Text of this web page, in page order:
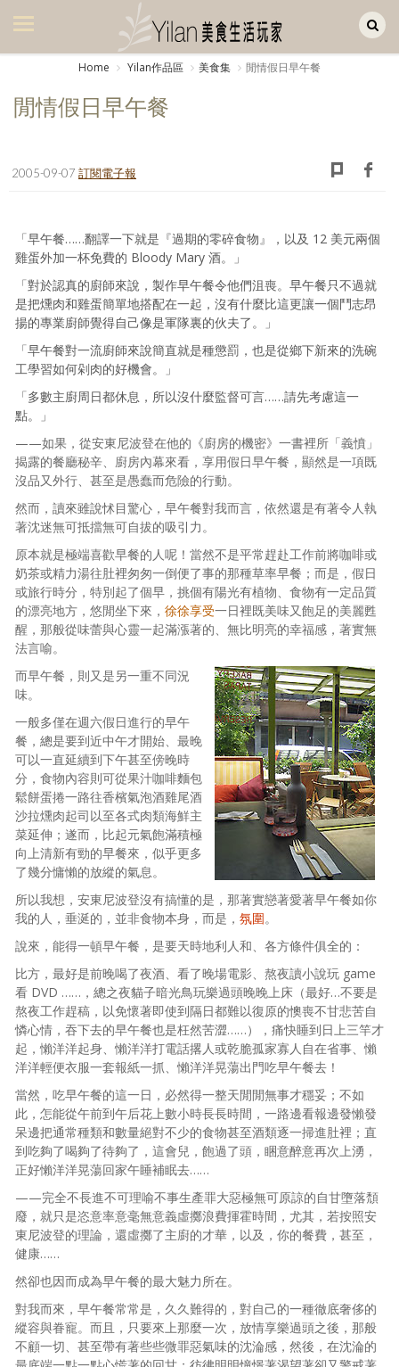
美食集
生活風
日記簿
餐桌週記
照相簿
影音區
創意出版服務
歷史區
關於Yilan
個人著作
活動實況記錄
媒體報導一覽
合作與代言
訂閱電子報
Home Yilan作品區 美食集 閒情假日早午餐
閒情假日早午餐
2005-09-07 訂閱電子報
「早午餐……翻譯一下就是『過期的零碎食物』，以及 12 美元兩個
雞蛋外加一杯免費的 Bloody Mary 酒。」
「對於認真的廚師來說，製作早午餐令他們沮喪。早午餐只不過就
是把燻肉和雞蛋簡單地搭配在一起，沒有什麼比這更讓一個鬥志昂
揚的專業廚師覺得自己像是軍隊裏的伙夫了。」
「早午餐對一流廚師來說簡直就是種懲罰，也是從鄉下新來的洗碗
工學習如何剁肉的好機會。」
「多數主廚周日都休息，所以沒什麼監督可言……請先考慮這一
點。」
——如果，從安東尼波登在他的《廚房的機密》一書裡所「義憤」
揭露的餐廳秘辛、廚房內幕來看，享用假日早午餐，顯然是一項既
沒品又外行、甚至是愚蠢而危險的行動。
然而，讀來雖說怵目驚心，早午餐對我而言，依然還是有著令人執
著沈迷無可抵擋無可自拔的吸引力。
原本就是極端喜歡早餐的人呢！當然不是平常趕赴工作前將咖啡或
奶茶或精力湯往肚裡匆匆一倒便了事的那種草率早餐；而是，假日
或旅行時分，特別起了個早，挑個有陽光有植物、食物有一定品質
的漂亮地方，悠閒坐下來， 徐徐享受一日裡既美味又飽足的美麗甦
醒，那般從味蕾與心靈一起滿漲著的、無比明亮的幸福感，著實無
法言喻。
而早午餐，則又是另一重不同況
味。
一般多僅在週六假日進行的早午
餐，總是要到近中午才開始、最晚
可以一直延續到下午甚至傍晚時
分，食物內容則可從果汁咖啡麵包
鬆餅蛋捲一路往香檳氣泡酒雞尾酒
沙拉燻肉起司以至各式肉類海鮮主
菜延伸；遂而，比起元氣飽滿積極
向上清新有勁的早餐來，似乎更多
了幾分慵懶的放縱的氣息。
所以我想，安東尼波登沒有搞懂的是，那著實戀著愛著早午餐如你
我的人，垂涎的，並非食物本身，而是， 氛圍。
說來，能得一頓早午餐，是要天時地利人和、各方條件俱全的：
比方，最好是前晚喝了夜酒、看了晚場電影、熬夜讀小說玩 game
看 DVD ……，總之夜貓子暗光鳥玩樂過頭晚晚上床（最好…不要是
熬夜工作趕稿，以免懷著即使到隔日都難以復原的懊喪不甘悲苦自
憐心情，吞下去的早午餐也是枉然苦澀……），痛快睡到日上三竿才
起，懶洋洋起身、懶洋洋打電話撂人或乾脆孤家寡人自在省事、懶
洋洋輕便衣服一套報紙一抓、懶洋洋晃蕩出門吃早午餐去！
當然，吃早午餐的這一日，必然得一整天閒閒無事才穩妥；不如
此，怎能從午前到午后花上數小時長長時間，一路邊看報邊發懶發
呆邊把通常種類和數量絕對不少的食物甚至酒類逐一掃進肚裡；直
到吃夠了喝夠了待夠了，這會兒，飽過了頭，睏意醉意再次上湧，
正好懶洋洋晃蕩回家午睡補眠去……
——完全不長進不可理喻不事生產罪大惡極無可原諒的自甘墮落頹
廢，就只是恣意率意毫無意義虛擲浪費揮霍時間，尤其，若按照安
東尼波登的理論，還虛擲了主廚的才華，以及，你的餐費，甚至，
健康……
然卻也因而成為早午餐的最大魅力所在。
對我而來，早午餐常常是，久久難得的，對自己的一種徹底奢侈的
縱容與眷寵。而且，只要來上那麼一次，放情享樂過頭之後，那般
不顧一切、甚至帶有著些些微罪惡氣味的沈淪感，然後，在沈淪的